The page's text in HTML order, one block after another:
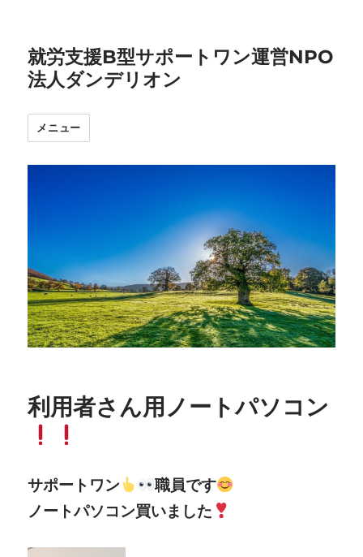
就労支援B型サポートワン運営NPO
法人ダンデリオン
メニュー
利用者さん用ノートパソコン
サポートワン
職員です
ノートパソコン買いました